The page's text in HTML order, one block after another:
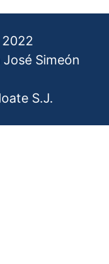
2022
Simeón
S.J.